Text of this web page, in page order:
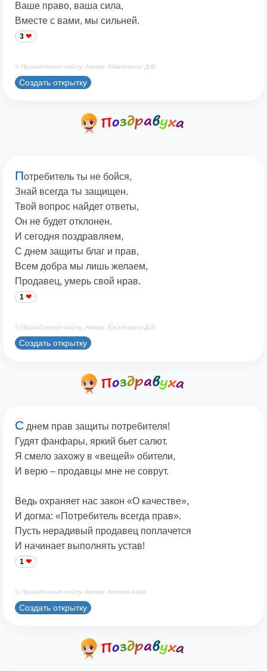
Ваше право, ваша сила,
Вместе с вами, мы сильней.
3
© Принадлежит сайту. Автор: Юкалевских Д.В.
Создать открытку
Потребитель ты не бойся,
Знай всегда ты защищен.
Твой вопрос найдет ответы,
Он не будет отклонен.
И сегодня поздравляем,
С днем защиты благ и прав,
Всем добра мы лишь желаем,
Продавец, умерь свой нрав.
1
© Принадлежит сайту. Автор: Юкалевских Д.В.
Создать открытку
С днем прав защиты потребителя!
Гудят фанфары, яркий бьет салют.
Я смело захожу в «вещей» обители,
И верю – продавцы мне не соврут.
Ведь охраняет нас закон «О качестве»,
И догма: «Потребитель всегда прав».
Пусть нерадивый продавец поплачется
И начинает выполнять устав!
1
© Принадлежит сайту. Автор: Костен КавА
Создать открытку